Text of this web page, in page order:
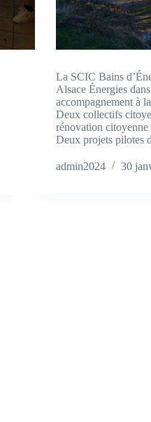
La SCIC Bains
Alsace Énergies
accompagnement à
Deux collectifs
rénovation
Deux projets pilotes
admin2024 30